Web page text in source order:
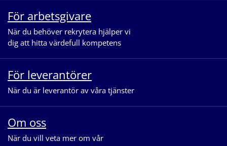
För arbetsgivare
När du behöver rekrytera hjälper vi
dig att hitta värdefull kompetens
För leverantörer
När du är leverantör av våra tjänster
Om oss
När du vill veta mer om vår